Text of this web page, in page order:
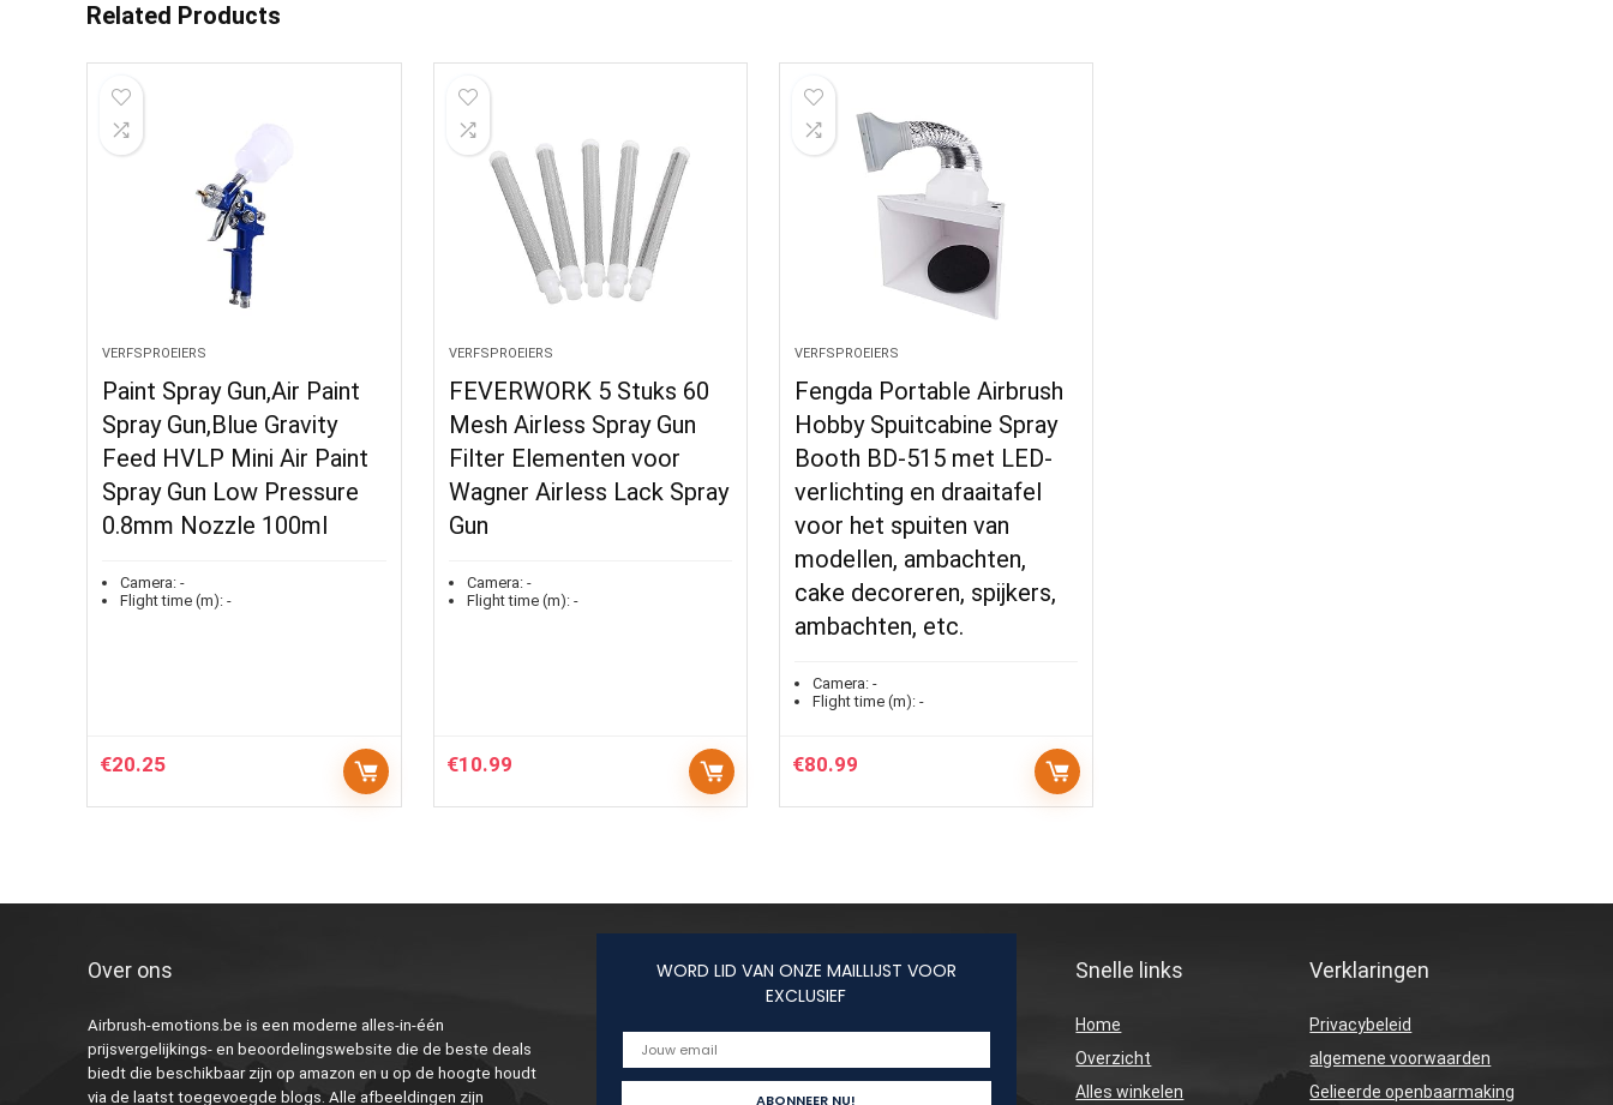
Related Products
VERFSPROEIERS
Paint Spray Gun,Air Paint
Spray Gun,Blue Gravity
Feed HVLP Mini Air Paint
Spray Gun Low Pressure
0.8mm Nozzle 100ml
Camera: -
Flight time (m): -
€20.25
VERFSPROEIERS
FEVERWORK 5 Stuks 60
Mesh Airless Spray Gun
Filter Elementen voor
Wagner Airless Lack Spray
Gun
Camera:-
Flight time (m):-
€10.99
VERFSPROEIERS
Fengda Portable Airbrush
Hobby Spuitcabine Spray
Booth BD-515 met LED-
verlichting en draaitafel
voor het spuiten van
modellen, ambachten,
cake decoreren, spijkers,
ambachten, etc.
Camera: -
Flight time (m): -
€80.99
Over ons
Airbrush-emotions.be is een moderne alles-in-één
prijsvergelijkings- en beoordelingswebsite die de beste deals
biedt die beschikbaar zijn op amazon en u op de hoogte houdt
via de laatst toegevoegde blogs. Alle afbeeldingen zijn
WORD LID VAN ONZE MAILLIJST VOOR
EXCLUSIEF
Snelle links
Home
Overzicht
Alles winkelen
Verklaringen
Privacybeleid
algemene voorwaarden
Gelieerde openbaarmaking